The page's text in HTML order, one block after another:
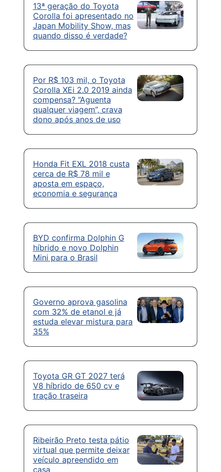
13ª geração do Toyota
Corolla foi apresentado no
Japan Mobility Show, mas
quando disso é verdade?
Por R$ 103 mil, o Toyota
Corolla XEi 2.0 2019 ainda
compensa? “Aguenta
qualquer viagem”, crava
dono após anos de uso
Honda Fit EXL 2018 custa
cerca de R$ 78 mil e
aposta em espaço,
economia e segurança
BYD confirma Dolphin G
híbrido e novo Dolphin
Mini para o Brasil
Governo aprova gasolina
com 32% de etanol e já
estuda elevar mistura para
35%
Toyota GR GT 2027 terá
V8 híbrido de 650 cv e
tração traseira
Ribeirão Preto testa pátio
virtual que permite deixar
veículo apreendido em
casa